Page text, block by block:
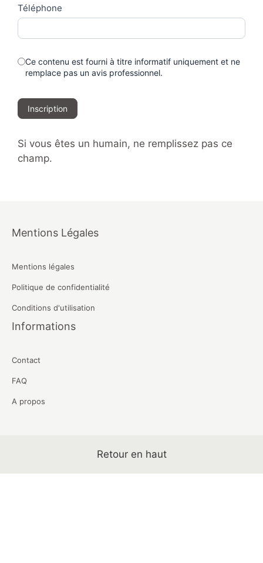
Téléphone
Ce contenu est fourni à titre informatif uniquement et ne
remplace pas un avis professionnel.
Inscription
Si vous êtes un humain, ne remplissez pas ce
champ.
Mentions Légales
Mentions légales
Politique de confidentialité
Conditions d'utilisation
Informations
Contact
FAQ
A propos
Retour en haut